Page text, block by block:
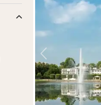
Vorige foto